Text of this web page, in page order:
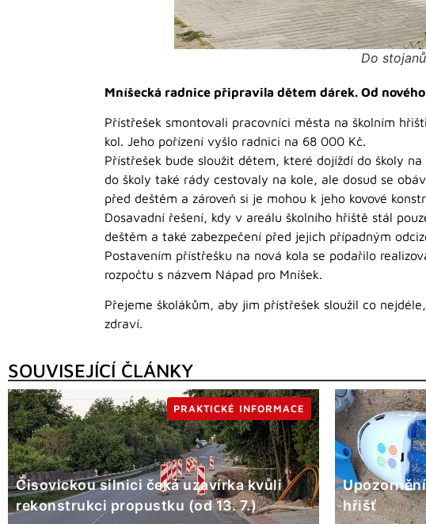
Do
Mníšecká radnice připravila dětem dárek. Od
Přístřešek smontovali pracovníci města na školním
kol. Jeho pořízení vyšlo radnici na 68 000 Kč.
Přístřešek bude sloužit dětem, které dojíždí do školy
do školy také rády cestovaly na kole, ale dosud se
před deštěm a zároveň si je mohou k jeho kovové
Dosavadní řešení, kdy v areálu školního hřiště stál
deštěm a také zabezpečení před jejich případným
Postavením přístřešku na nová kola se podařilo
rozpočtu s názvem Nápad pro Mníšek.
Přejeme školákům, aby jim přístřešek sloužil co
zdraví.
SOUVISEJÍCÍ ČLÁNKY
Čisovickou silnici čeká uzavírka kvůli
rekonstrukci propustku (od 13. 7.)
PRAKTICKÉ INFORMACE
hřišť